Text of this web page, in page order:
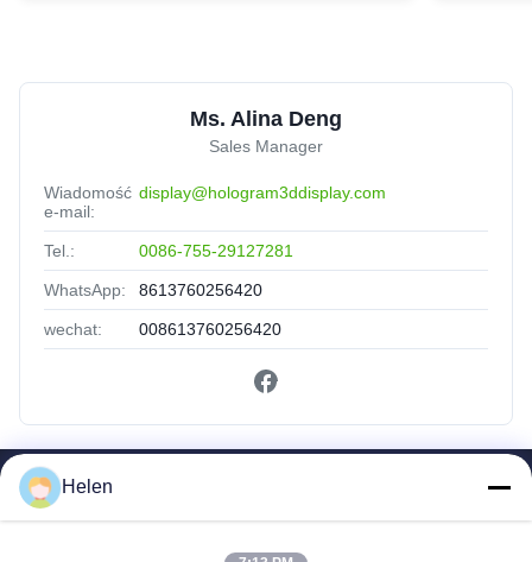
Ms. Alina Deng
Sales Manager
Wiadomość
e-mail:
display@hologram3ddisplay.com
Tel.: 0086-755-29127281
WhatsApp: 8613760256420
wechat: 008613760256420
Helen